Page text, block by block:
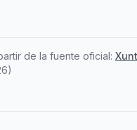
de la fuente oficial:
)